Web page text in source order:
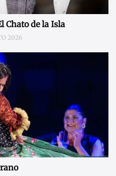
Chato de la Isla
2026